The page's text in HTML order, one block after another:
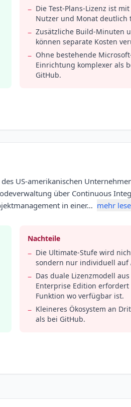
− Die Test-Plans-Lizenz ist
Nutzer und Monat deutlich
− Zusätzliche Build-Minuten
können separate Kosten
− Ohne bestehende
Einrichtung komplexer als
GitHub.
US-amerikanischen
über Continuous
in einer… mehr
Nachteile
− Die Ultimate-Stufe wird
sondern nur individuell auf
− Das duale Lizenzmodell
Enterprise Edition
Funktion wo verfügbar ist.
− Kleineres Ökosystem an
als bei GitHub.